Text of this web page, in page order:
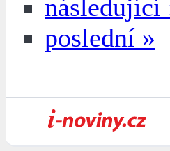
následující
poslední »